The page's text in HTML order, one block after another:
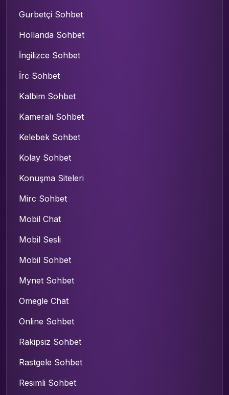
Gurbetçi Sohbet
Hollanda Sohbet
İngilizce Sohbet
İrc Sohbet
Kalbim Sohbet
Kameralı Sohbet
Kelebek Sohbet
Kolay Sohbet
Konuşma Siteleri
Mirc Sohbet
Mobil Chat
Mobil Sesli
Mobil Sohbet
Mynet Sohbet
Omegle Chat
Online Sohbet
Rakipsiz Sohbet
Rastgele Sohbet
Resimli Sohbet